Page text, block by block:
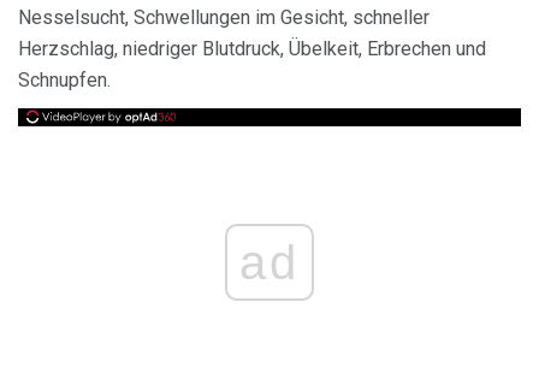
Nesselsucht, Schwellungen im Gesicht, schneller
Herzschlag, niedriger Blutdruck, Übelkeit, Erbrechen und
Schnupfen.
ad